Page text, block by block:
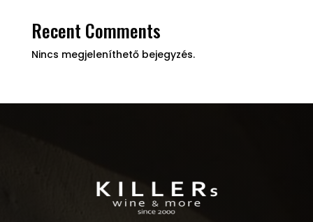
Recent Comments
Nincs megjeleníthető bejegyzés.